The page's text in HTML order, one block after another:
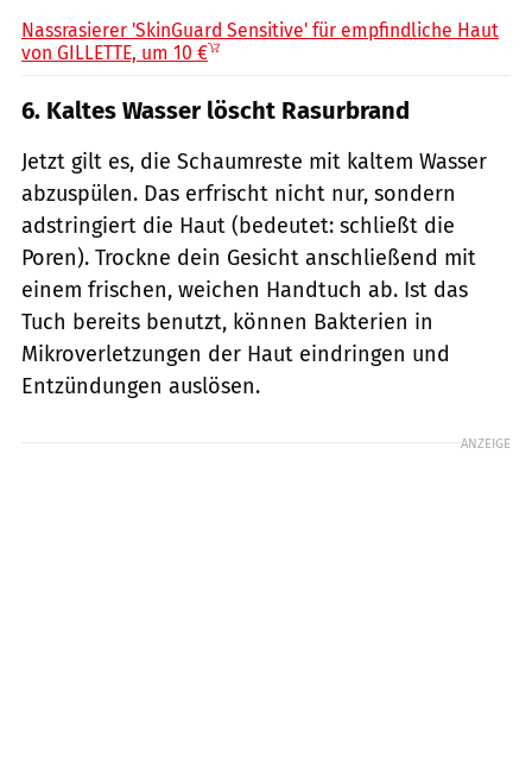
Nassrasierer 'SkinGuard Sensitive' für empfindliche Haut
von GILLETTE, um 10 €
6. Kaltes Wasser löscht Rasurbrand
Jetzt gilt es, die Schaumreste mit kaltem Wasser
abzuspülen. Das erfrischt nicht nur, sondern
adstringiert die Haut (bedeutet: schließt die
Poren). Trockne dein Gesicht anschließend mit
einem frischen, weichen Handtuch ab. Ist das
Tuch bereits benutzt, können Bakterien in
Mikroverletzungen der Haut eindringen und
Entzündungen auslösen.
ANZEIGE